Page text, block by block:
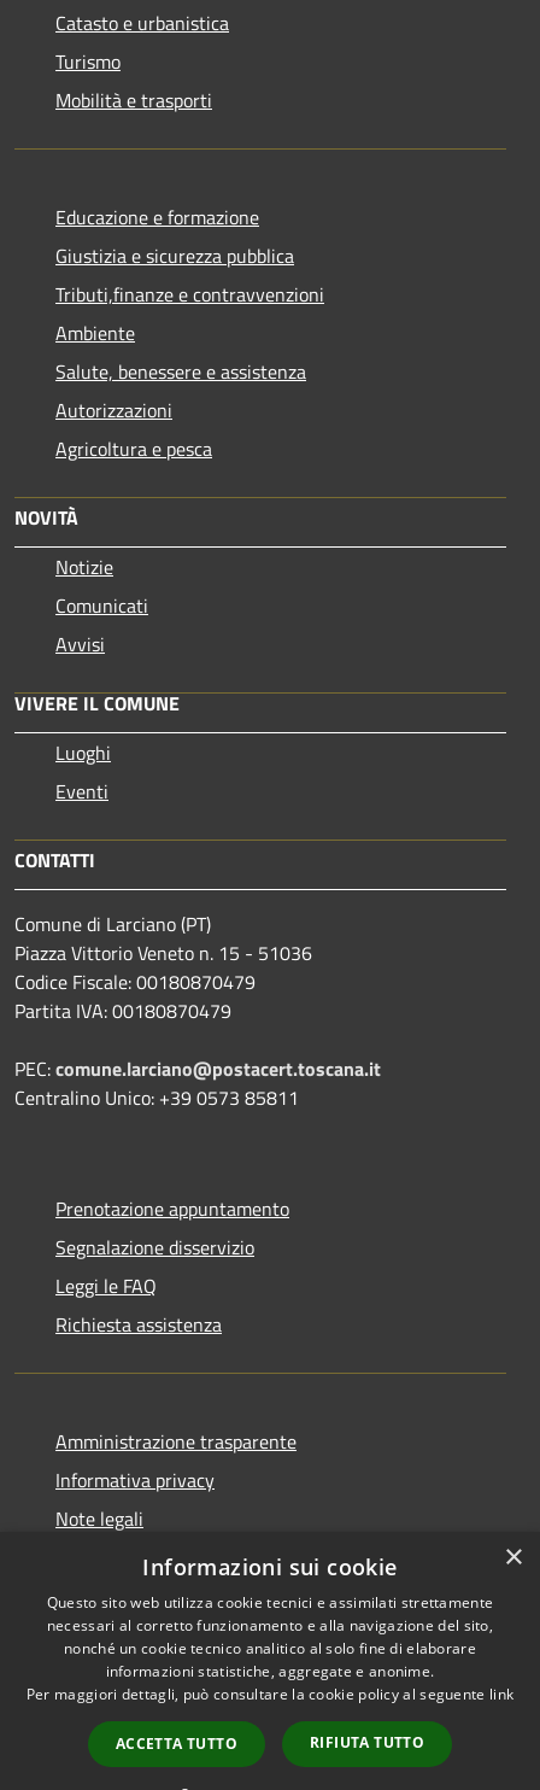
Catasto e urbanistica
Turismo
Mobilità e trasporti
Educazione e formazione
Giustizia e sicurezza pubblica
Tributi,finanze e contravvenzioni
Ambiente
Salute, benessere e assistenza
Autorizzazioni
Agricoltura e pesca
NOVITÀ
Notizie
Comunicati
Avvisi
VIVERE IL COMUNE
Luoghi
Eventi
CONTATTI
Comune di Larciano (PT)
Piazza Vittorio Veneto n. 15 - 51036
Codice Fiscale: 00180870479
Partita IVA: 00180870479
PEC:comune.larciano@postacert.toscana.it
Centralino Unico: +39 0573 85811
Prenotazione appuntamento
Segnalazione disservizio
Leggi le FAQ
Richiesta assistenza
Amministrazione trasparente
Informativa privacy
Note legali
Dichiarazione di accessibilità
Accessibilità
Copyright © 2026 • Comune di
Larciano • Powered by
Municipium•
Accesso
redazione
×
Informazioni sui cookie
Questo sito web utilizza cookie tecnici e assimilati strettamente
necessari al corretto funzionamento e alla navigazione del sito,
nonché un cookie tecnico analitico al solo fine di elaborare
informazioni statistiche, aggregate e anonime.
Per maggiori dettagli, può consultare la cookie policy al seguente link
ACCETTA TUTTO RIFIUTA TUTTO